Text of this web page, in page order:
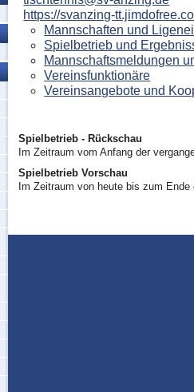
https://svanzing-
Mannschaften und
Spielbetrieb und
Mannschaftsmeldungen
Vereinsfunktionäre
Vereinsangebote und
Spielbetrieb - Rückschau
Im Zeitraum vom Anfang der
Spielbetrieb Vorschau
Im Zeitraum von heute bis zum